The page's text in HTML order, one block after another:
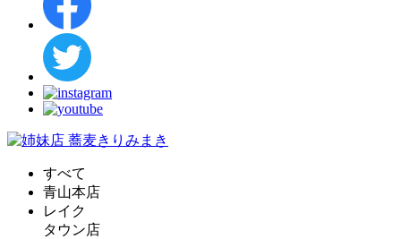
すべて
青山本店
レイク
タウン店